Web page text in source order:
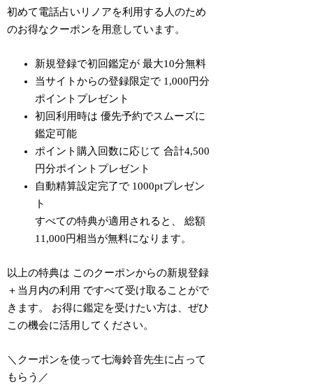
初めて電話占いリノアを利用する人のため
のお得なクーポンを用意しています。
新規登録で初回鑑定が最大10分無料
当サイトからの登録限定で 1,000円分
ポイントプレゼント
初回利用時は優先予約でスムーズに
鑑定可能
ポイント購入回数に応じて合計4,500
円分ポイントプレゼント
自動精算設定完了で 1000ptプレゼン
ト
すべての特典が適用されると、総額
11,000円相当が無料になります。
以上の特典は このクーポンからの新規登録
＋当月内の利用 ですべて受け取ることがで
きます。 お得に鑑定を受けたい方は、ぜひ
この機会に活用してください。
＼クーポンを使って七海鈴音先生に占って
もらう／